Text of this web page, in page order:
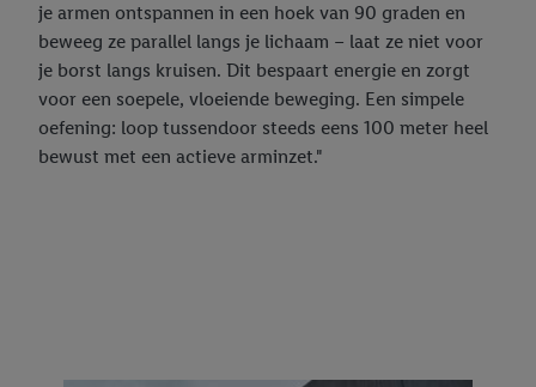
je armen ontspannen in een hoek van 90 graden en
beweeg ze parallel langs je lichaam – laat ze niet voor
je borst langs kruisen. Dit bespaart energie en zorgt
voor een soepele, vloeiende beweging. Een simpele
oefening: loop tussendoor steeds eens 100 meter heel
bewust met een actieve arminzet."